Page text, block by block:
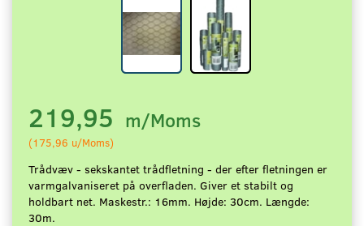
219,95 m/Moms
(175,96 u/Moms)
Trådvæv - sekskantet trådfletning - der efter fletningen er
varmgalvaniseret på overfladen. Giver et stabilt og
holdbart net. Maskestr.: 16mm. Højde: 30cm. Længde:
30m.